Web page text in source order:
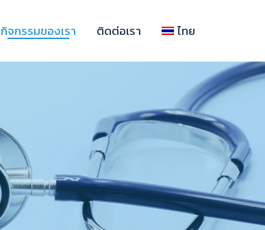
กิจกรรมของเรา ติดต่อเรา ไทย